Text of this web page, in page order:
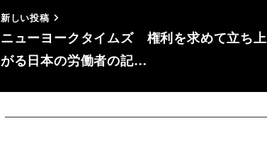
新しい投稿
ニューヨークタイムズ 権利を求めて立ち上
がる日本の労働者の記…